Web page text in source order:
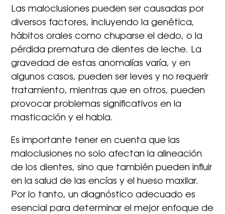
Las maloclusiones pueden ser causadas por
diversos factores, incluyendo la genética,
hábitos orales como chuparse el dedo, o la
pérdida prematura de dientes de leche. La
gravedad de estas anomalías varía, y en
algunos casos, pueden ser leves y no requerir
tratamiento, mientras que en otros, pueden
provocar problemas significativos en la
masticación y el habla.
Es importante tener en cuenta que las
maloclusiones no solo afectan la alineación
de los dientes, sino que también pueden influir
en la salud de las encías y el hueso maxilar.
Por lo tanto, un diagnóstico adecuado es
esencial para determinar el mejor enfoque de